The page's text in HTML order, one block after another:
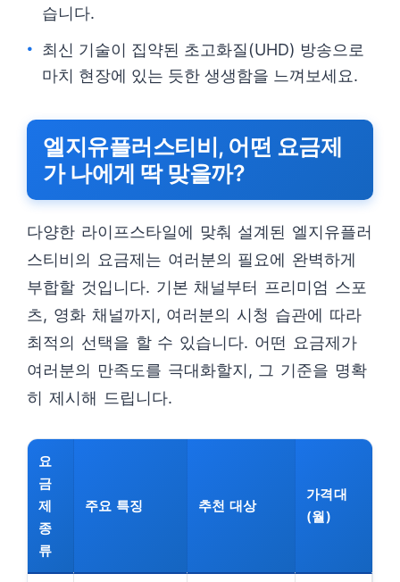
습니다.
최신 기술이 집약된 초고화질(UHD) 방송으로
마치 현장에 있는 듯한 생생함을 느껴보세요.
엘지유플러스티비, 어떤 요금제
가 나에게 딱 맞을까?
다양한 라이프스타일에 맞춰 설계된 엘지유플러
스티비의 요금제는 여러분의 필요에 완벽하게
부합할 것입니다. 기본 채널부터 프리미엄 스포
츠, 영화 채널까지, 여러분의 시청 습관에 따라
최적의 선택을 할 수 있습니다. 어떤 요금제가
여러분의 만족도를 극대화할지, 그 기준을 명확
히 제시해 드립니다.
요
금
제
종
류
주요 특징 추천 대상
가격대
(월)